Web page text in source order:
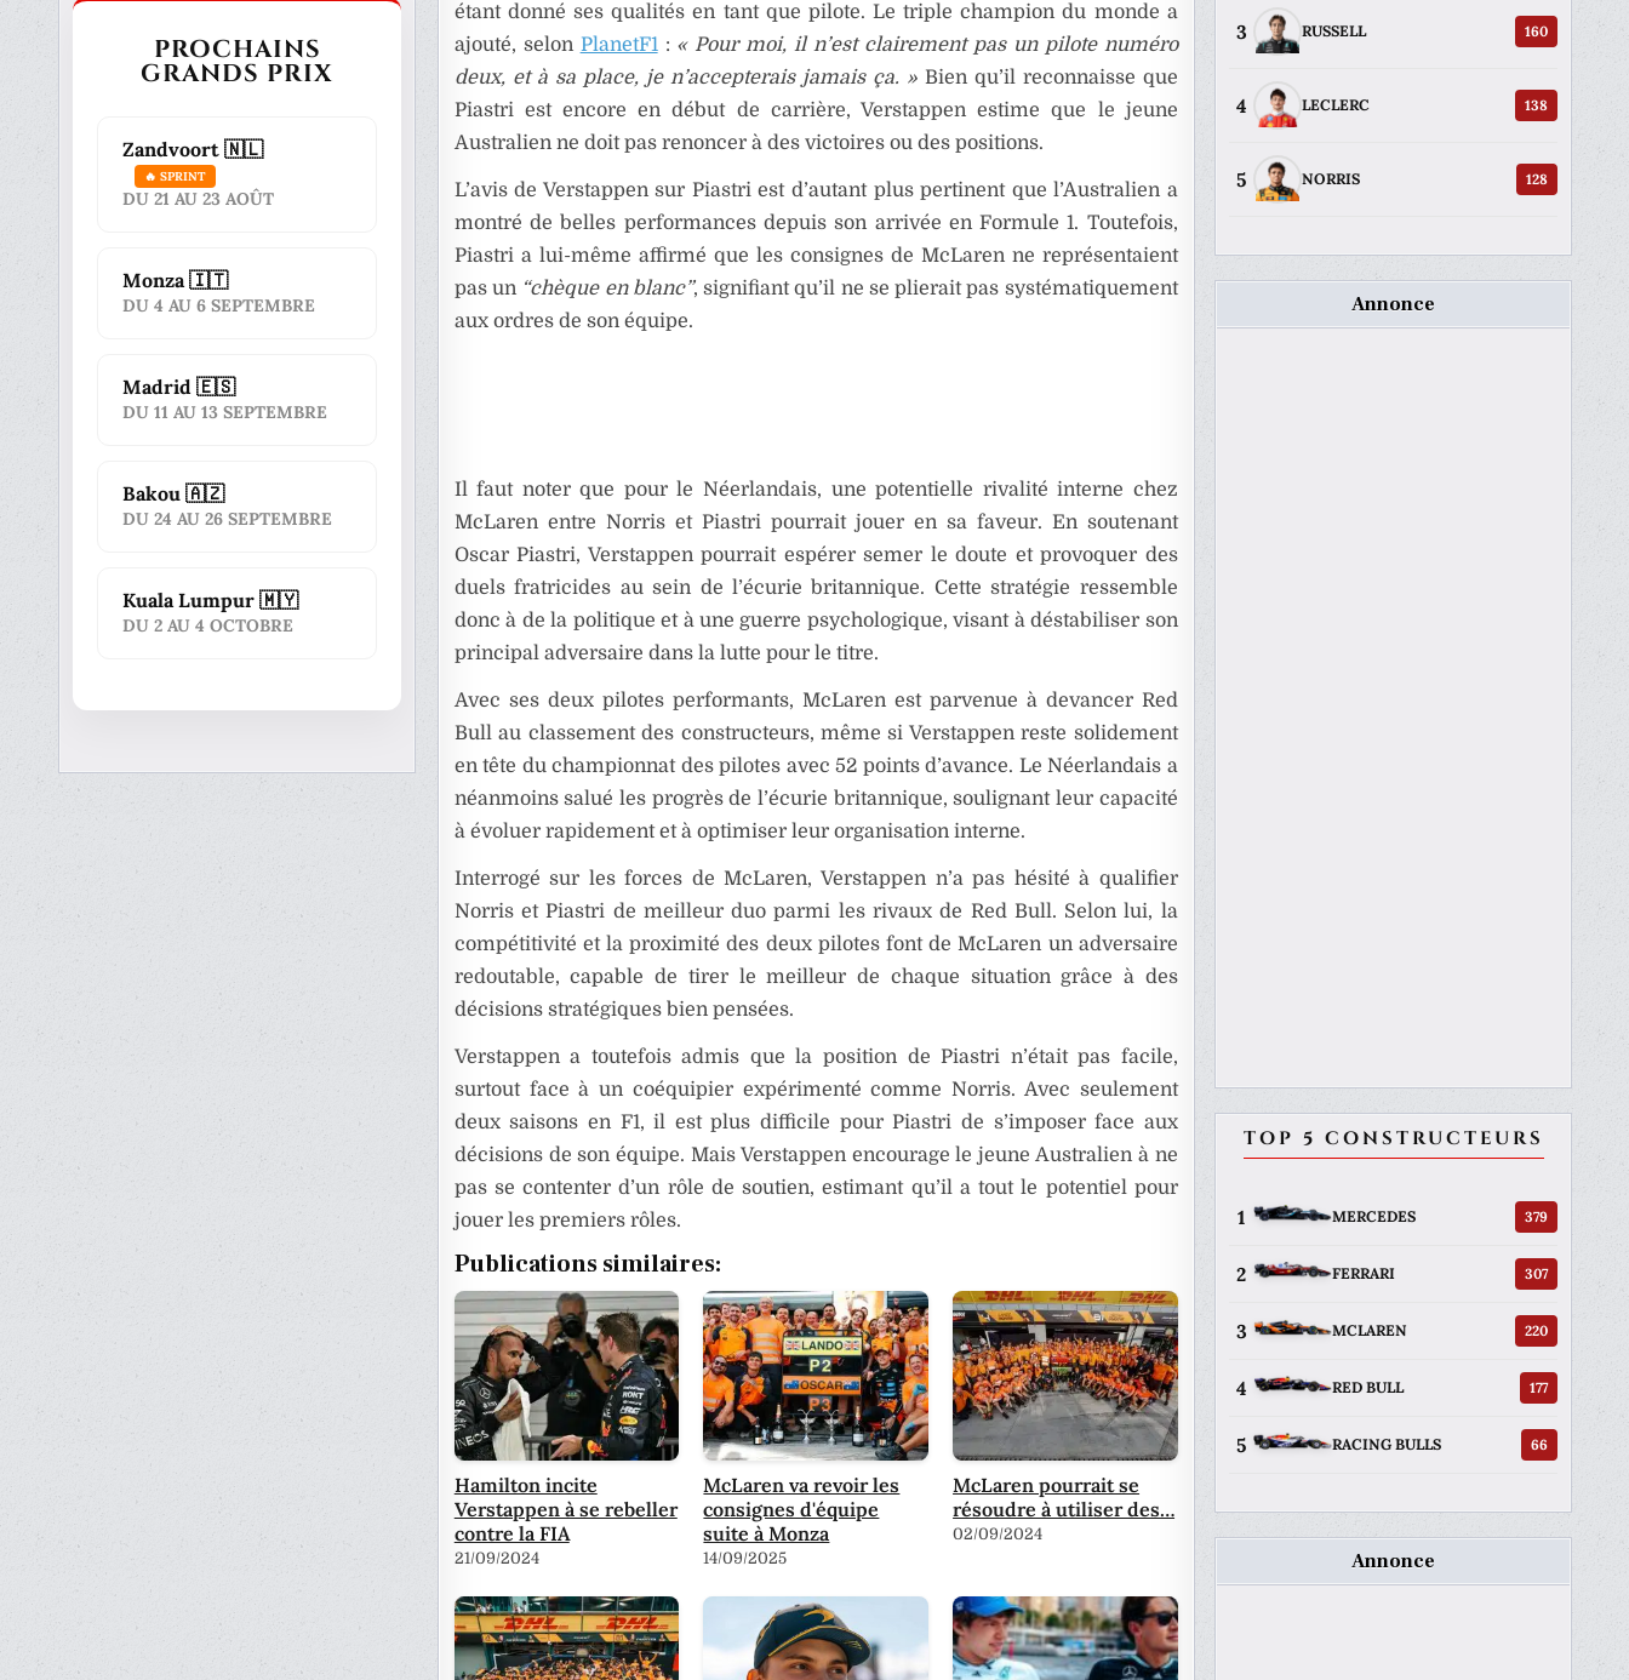
étant donné ses qualités en tant que pilote. Le triple champion du monde a
ajouté, selon PlanetF1: « Pour moi, il n’est clairement pas un pilote numéro
deux, et à sa place, je n’accepterais jamais ça. » Bien qu’il reconnaisse que
Piastri est encore en début de carrière, Verstappen estime que le jeune
Australien ne doit pas renoncer à des victoires ou des positions.
L’avis de Verstappen sur Piastri est d’autant plus pertinent que l’Australien a
montré de belles performances depuis son arrivée en Formule 1. Toutefois,
Piastri a lui-même affirmé que les consignes de McLaren ne représentaient
pas un “chèque en blanc”, signifiant qu’il ne se plierait pas systématiquement
aux ordres de son équipe.
Il faut noter que pour le Néerlandais, une potentielle rivalité interne chez
McLaren entre Norris et Piastri pourrait jouer en sa faveur. En soutenant
Oscar Piastri, Verstappen pourrait espérer semer le doute et provoquer des
duels fratricides au sein de l’écurie britannique. Cette stratégie ressemble
donc à de la politique et à une guerre psychologique, visant à déstabiliser son
principal adversaire dans la lutte pour le titre.
Avec ses deux pilotes performants, McLaren est parvenue à devancer Red
Bull au classement des constructeurs, même si Verstappen reste solidement
en tête du championnat des pilotes avec 52 points d’avance. Le Néerlandais a
néanmoins salué les progrès de l’écurie britannique, soulignant leur capacité
à évoluer rapidement et à optimiser leur organisation interne.
Interrogé sur les forces de McLaren, Verstappen n’a pas hésité à qualifier
Norris et Piastri de meilleur duo parmi les rivaux de Red Bull. Selon lui, la
compétitivité et la proximité des deux pilotes font de McLaren un adversaire
redoutable, capable de tirer le meilleur de chaque situation grâce à des
décisions stratégiques bien pensées.
Verstappen a toutefois admis que la position de Piastri n’était pas facile,
surtout face à un coéquipier expérimenté comme Norris. Avec seulement
deux saisons en F1, il est plus difficile pour Piastri de s’imposer face aux
décisions de son équipe. Mais Verstappen encourage le jeune Australien à ne
pas se contenter d’un rôle de soutien, estimant qu’il a tout le potentiel pour
jouer les premiers rôles.
Publications similaires:
Hamilton incite
Verstappen à se rebeller
contre la FIA
21/09/2024
McLaren va revoir les
consignes d'équipe
suite à Monza
14/09/2025
McLaren pourrait se
résoudre à utiliser des…
02/09/2024
PROCHAINS
GRANDS PRIX
Zandvoort 🇳🇱
🔥 SPRINT
DU 21 AU 23 AOÛT
Monza 🇮🇹
DU 4 AU 6 SEPTEMBRE
Madrid 🇪🇸
DU 11 AU 13 SEPTEMBRE
Bakou 🇦🇿
DU 24 AU 26 SEPTEMBRE
Kuala Lumpur 🇲🇾
DU 2 AU 4 OCTOBRE
3 RUSSELL 160
4 LECLERC 138
5 NORRIS 128
Annonce
TOP 5 CONSTRUCTEURS
1 MERCEDES 379
2 FERRARI 307
3 MCLAREN 220
4 RED BULL 177
5 RACING BULLS 66
Annonce